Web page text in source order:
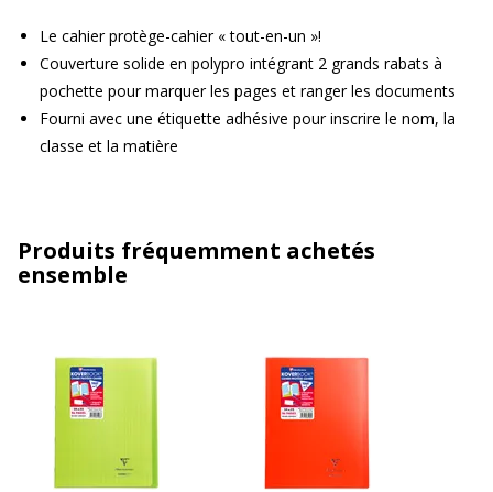
Le cahier protège-cahier « tout-en-un »!
Couverture solide en polypro intégrant 2 grands rabats à
pochette pour marquer les pages et ranger les documents
Fourni avec une étiquette adhésive pour inscrire le nom, la
classe et la matière
Produits fréquemment achetés
ensemble